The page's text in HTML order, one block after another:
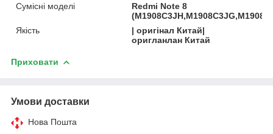
Сумісні моделі
Redmi Note 8
Якість
| оригінал Китай|
оригланлан Китай
Приховати
Умови доставки
Нова Пошта